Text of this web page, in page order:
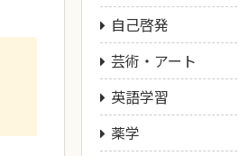
自己啓発
芸術・アート
英語学習
薬学